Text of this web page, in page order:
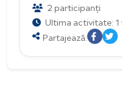
2 participanți
Ultima activitate: 1
Partajează: